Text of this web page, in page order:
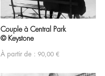
Couple à Central Park
© Keystone
À partir de : 90,00 €